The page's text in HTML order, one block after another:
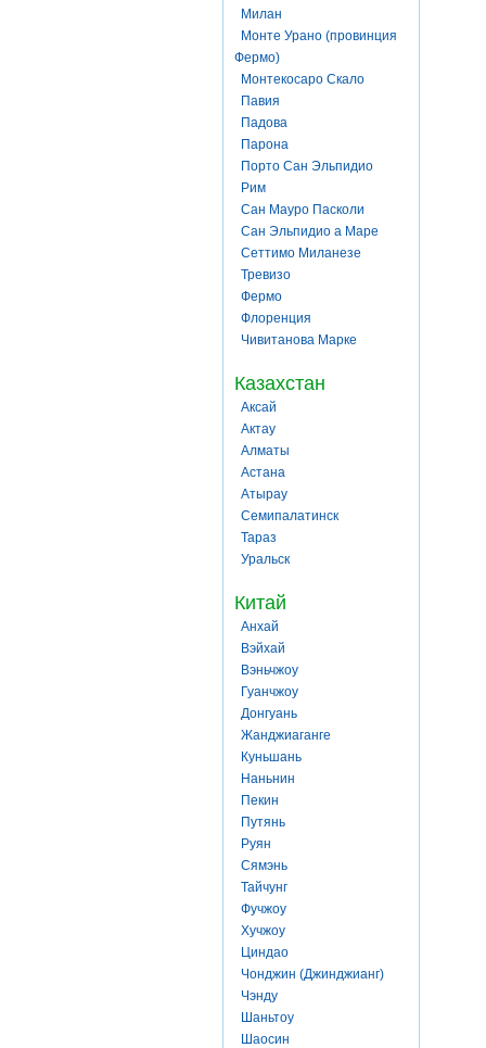
Милан
Монте Урано (провинция
Фермо)
Монтекосаро Скало
Павия
Падова
Парона
Порто Сан Эльпидио
Рим
Сан Мауро Пасколи
Сан Эльпидио а Маре
Сеттимо Миланезе
Тревизо
Фермо
Флоренция
Чивитанова Марке
Казахстан
Аксай
Актау
Алматы
Астана
Атырау
Семипалатинск
Тараз
Уральск
Китай
Анхай
Вэйхай
Вэньчжоу
Гуанчжоу
Донгуань
Жанджиаганге
Куньшань
Наньнин
Пекин
Путянь
Руян
Сямэнь
Тайчунг
Фучжоу
Хучжоу
Циндао
Чонджин (Джинджианг)
Чэнду
Шаньтоу
Шаосин